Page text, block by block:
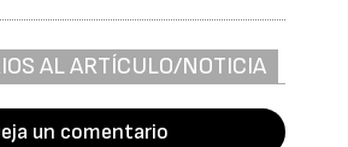
AL ARTÍCULO/NOTICIA
un comentario